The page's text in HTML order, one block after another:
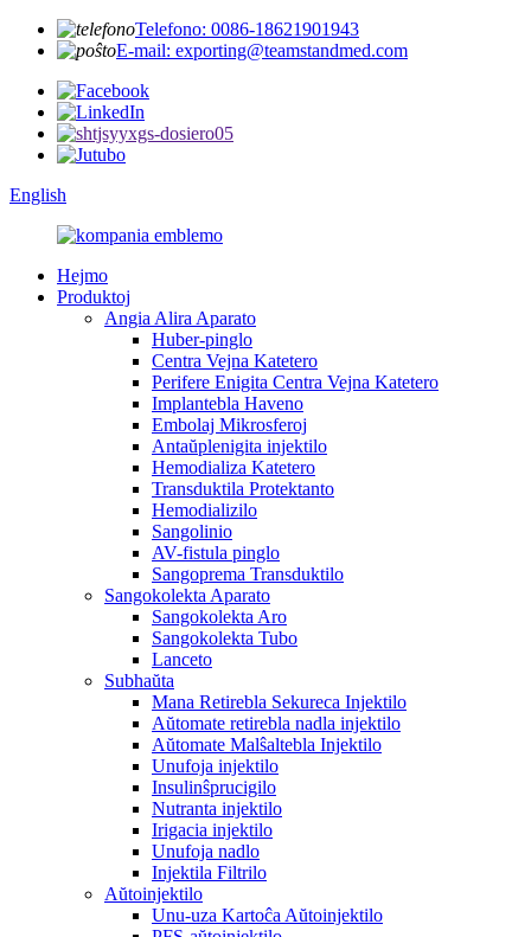
Telefono: 0086-18621901943
E-mail: exporting@teamstandmed.com
English
Hejmo
Produktoj
Angia Alira Aparato
Huber-pinglo
Centra Vejna Katetero
Perifere Enigita Centra Vejna Katetero
Implantebla Haveno
Embolaj Mikrosferoj
Antaŭplenigita injektilo
Hemodializa Katetero
Transduktila Protektanto
Hemodializilo
Sangolinio
AV-fistula pinglo
Sangoprema Transduktilo
Sangokolekta Aparato
Sangokolekta Aro
Sangokolekta Tubo
Lanceto
Subhaŭta
Mana Retirebla Sekureca Injektilo
Aŭtomate retirebla nadla injektilo
Aŭtomate Malŝaltebla Injektilo
Unufoja injektilo
Insulinŝprucigilo
Nutranta injektilo
Irigacia injektilo
Unufoja nadlo
Injektila Filtrilo
Aŭtoinjektilo
Unu-uza Kartoĉa Aŭtoinjektilo